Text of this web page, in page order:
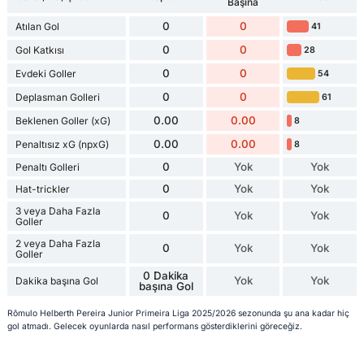
Atılan Gol 0 0 41
Gol Katkısı 0 0 28
Evdeki Goller 0 0 54
Deplasman Golleri 0 0 61
Beklenen Goller (xG) 0.00 0.00 8
Penaltısız xG (npxG) 0.00 0.00 8
Penaltı Golleri 0 Yok Yok
Hat-trickler 0 Yok Yok
3 veya Daha Fazla
Goller
0 Yok Yok
2 veya Daha Fazla
Goller
0 Yok Yok
Dakika başına Gol
0 Dakika
başına Gol
Yok Yok
Rômulo Helberth Pereira Junior Primeira Liga 2025/2026 sezonunda şu ana kadar hiç
gol atmadı. Gelecek oyunlarda nasıl performans gösterdiklerini göreceğiz.